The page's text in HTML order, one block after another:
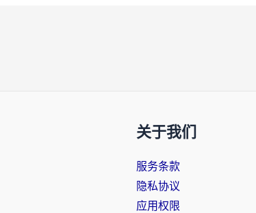
关于我们
服务条款
隐私协议
应用权限